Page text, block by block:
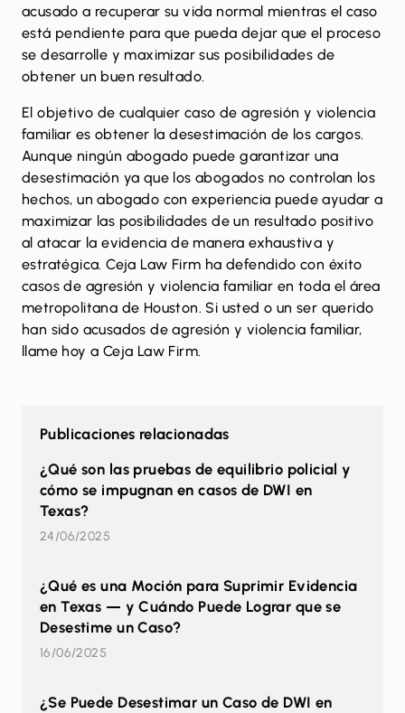
acusado a recuperar su vida normal mientras el caso
está pendiente para que pueda dejar que el proceso
se desarrolle y maximizar sus posibilidades de
obtener un buen resultado.
El objetivo de cualquier caso de agresión y violencia
familiar es obtener la desestimación de los cargos.
Aunque ningún abogado puede garantizar una
desestimación ya que los abogados no controlan los
hechos, un abogado con experiencia puede ayudar a
maximizar las posibilidades de un resultado positivo
al atacar la evidencia de manera exhaustiva y
estratégica. Ceja Law Firm ha defendido con éxito
casos de agresión y violencia familiar en toda el área
metropolitana de Houston. Si usted o un ser querido
han sido acusados ​​de agresión y violencia familiar,
llame hoy a Ceja Law Firm.
Publicaciones relacionadas
¿Qué son las pruebas de equilibrio policial y
cómo se impugnan en casos de DWI en
Texas?
24/06/2025
¿Qué es una Moción para Suprimir Evidencia
en Texas — y Cuándo Puede Lograr que se
Desestime un Caso?
16/06/2025
¿Se Puede Desestimar un Caso de DWI en